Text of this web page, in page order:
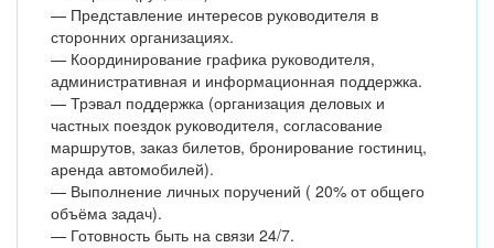
— Представление интересов руководителя в
сторонних организациях.
— Координирование графика руководителя,
административная и информационная поддержка.
— Трэвал поддержка (организация деловых и
частных поездок руководителя, согласование
маршрутов, заказ билетов, бронирование гостиниц,
аренда автомобилей).
— Выполнение личных поручений ( 20% от общего
объёма задач).
— Готовность быть на связи 24/7.